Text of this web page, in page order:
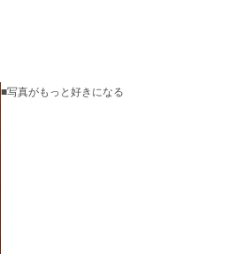
■写真がもっと好きになる